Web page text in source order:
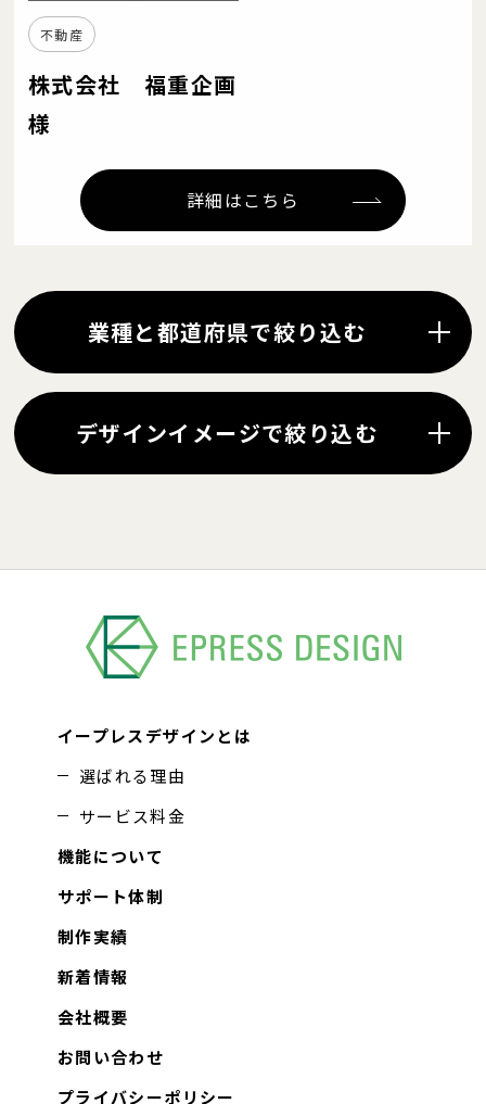
不動産
株式会社 福重企画
様
詳細はこちら
業種と都道府県で絞り込む
デザインイメージで絞り込む
イープレスデザインとは
選ばれる理由
サービス料金
機能について
サポート体制
制作実績
新着情報
会社概要
お問い合わせ
プライバシーポリシー